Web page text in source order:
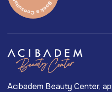
Acıbadem Beauty Center,